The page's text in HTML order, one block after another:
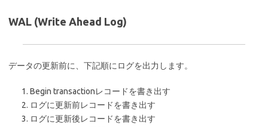
WAL (Write Ahead Log)
データの更新前に、下記順にログを出力します。
Begin transactionレコードを書き出す
ログに更新前レコードを書き出す
ログに更新後レコードを書き出す